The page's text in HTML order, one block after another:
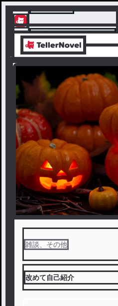
テラーノベル
アプリでサクサク楽しめる
雑談、その他
改めて自己紹介